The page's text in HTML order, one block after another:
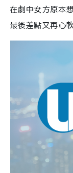
在劇中女方原本
最後差點又再心